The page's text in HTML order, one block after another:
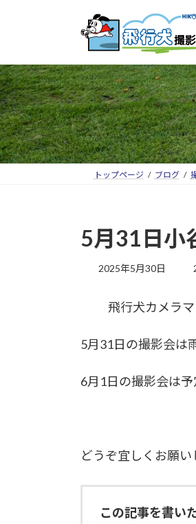
トップページ ブログ
5月31日小
2025年5月30日
飛行犬カメラマ
5月31日の撮影会は
6月1日の撮影会は予
どうぞ宜しくお願い
この記事を書い